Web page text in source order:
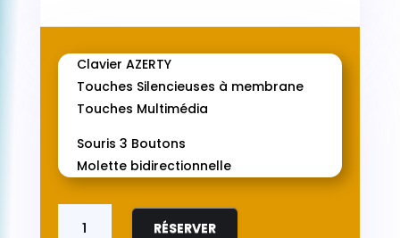
Clavier AZERTY
Touches Silencieuses à membrane
Touches Multimédia
Souris 3 Boutons
Molette bidirectionnelle
quantité
RÉSERVER